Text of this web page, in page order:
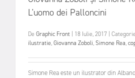
L'uomo dei Palloncini
De Graphic Front 18 Iulie, 2017
ilustratie,Giovanna Zoboli,Simone Rea,
Simone Rea este un ilustrator din